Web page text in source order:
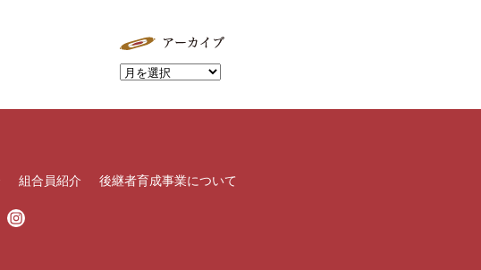
組合員紹介 後継者育成事業について